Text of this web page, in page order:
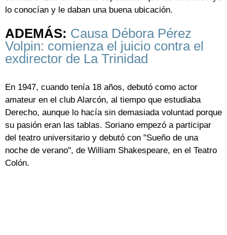
lo conocían y le daban una buena ubicación.
ADEMÁS: Causa Débora Pérez
Volpin: comienza el juicio contra el
exdirector de La Trinidad
En 1947, cuando tenía 18 años, debutó como actor
amateur en el club Alarcón, al tiempo que estudiaba
Derecho, aunque lo hacía sin demasiada voluntad porque
su pasión eran las tablas. Soriano empezó a participar
del teatro universitario y debutó con "Sueño de una
noche de verano", de William Shakespeare, en el Teatro
Colón.